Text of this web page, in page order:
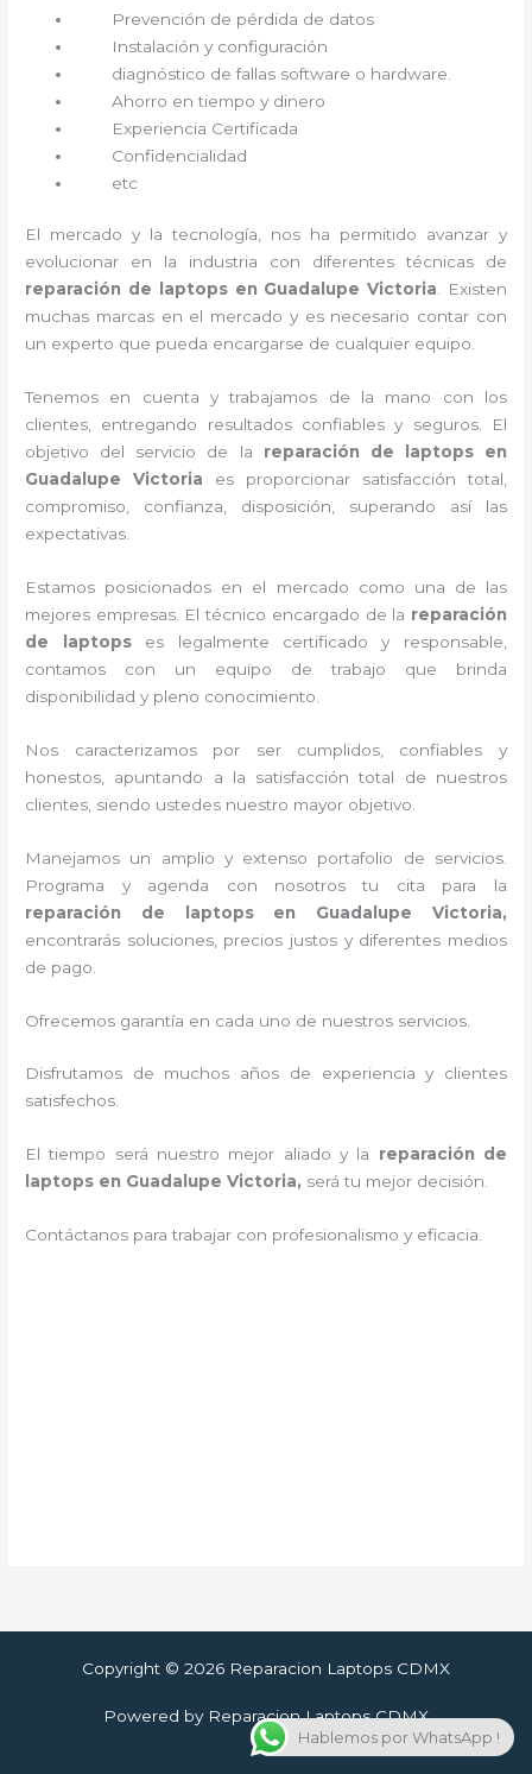
Prevención de pérdida de datos
Instalación y configuración
diagnóstico de fallas software o hardware
Ahorro en tiempo y dinero
Experiencia Certificada
Confidencialidad
etc
El mercado y la tecnología, nos ha permitido avanzar y
evolucionar en la industria con diferentes técnicas de
reparación de laptops en Guadalupe Victoria . Existen
muchas marcas en el mercado y es necesario contar con
un experto que pueda encargarse de cualquier equipo.
Tenemos en cuenta y trabajamos de la mano con los
clientes, entregando resultados confiables y seguros. El
objetivo del servicio de la reparación de laptops en
Guadalupe Victoria es proporcionar satisfacción total,
compromiso, confianza, disposición, superando así las
expectativas.
Estamos posicionados en el mercado como una de las
mejores empresas. El técnico encargado de la reparación
de laptops es legalmente certificado y responsable,
contamos con un equipo de trabajo que brinda
disponibilidad y pleno conocimiento.
Nos caracterizamos por ser cumplidos, confiables y
honestos, apuntando a la satisfacción total de nuestros
clientes, siendo ustedes nuestro mayor objetivo.
Manejamos un amplio y extenso portafolio de servicios.
Programa y agenda con nosotros tu cita para la
reparación de laptops en Guadalupe Victoria,
encontrarás soluciones, precios justos y diferentes medios
de pago.
Ofrecemos garantía en cada uno de nuestros servicios.
Disfrutamos de muchos años de experiencia y clientes
satisfechos.
El tiempo será nuestro mejor aliado y la reparación de
laptops en Guadalupe Victoria, será tu mejor decisión.
Contáctanos para trabajar con profesionalismo y eficacia.
Copyright © 2026 Reparacion Laptops CDMX
Powered by Reparacion Laptops CDMX
Hablemos por WhatsApp !